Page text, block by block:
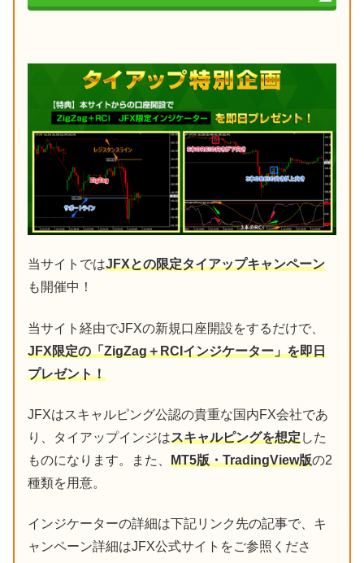
当サイトではJFXとの限定タイアップキャンペーン
も開催中！
当サイト経由でJFXの新規口座開設をするだけで、
JFX限定の「ZigZag＋RCIインジケーター」を即日
プレゼント！
JFXはスキャルピング公認の貴重な国内FX会社であ
り、タイアップインジはスキャルピングを想定した
ものになります。また、 MT5版・TradingView版の2
種類を用意。
インジケーターの詳細は下記リンク先の記事で、キ
ャンペーン詳細はJFX公式サイトをご参照くださ